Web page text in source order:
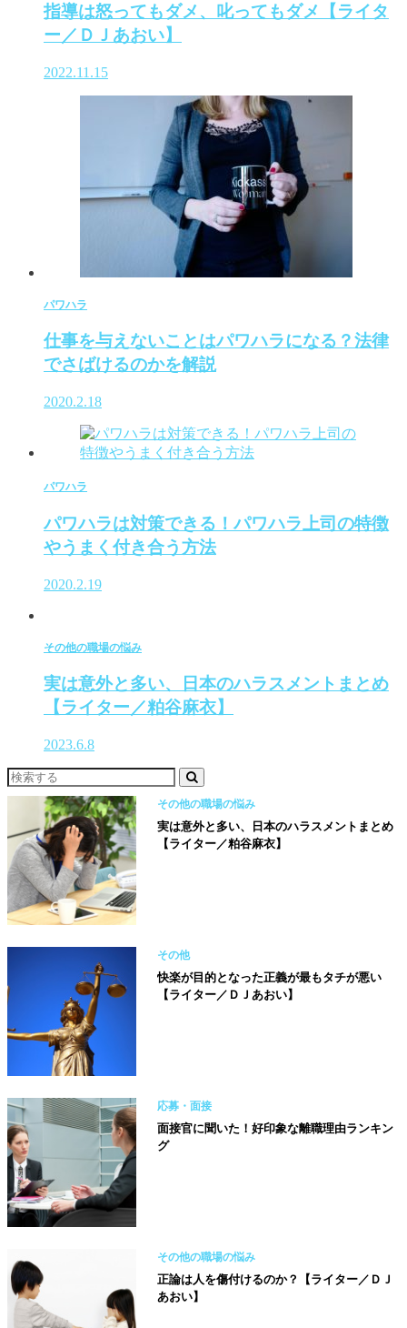
指導は怒ってもダメ、叱ってもダメ【ライタ
ー／ＤＪあおい】
2022.11.15
パワハラ
仕事を与えないことはパワハラになる？法律
でさばけるのかを解説
2020.2.18
パワハラ
パワハラは対策できる！パワハラ上司の特徴
やうまく付き合う方法
2020.2.19
その他の職場の悩み
実は意外と多い、日本のハラスメントまとめ
【ライター／粕谷麻衣】
2023.6.8
その他の職場の悩み
実は意外と多い、日本のハラスメントまとめ
【ライター／粕谷麻衣】
その他
快楽が目的となった正義が最もタチが悪い
【ライター／ＤＪあおい】
応募・面接
面接官に聞いた！好印象な離職理由ランキン
グ
その他の職場の悩み
正論は人を傷付けるのか？【ライター／ＤＪ
あおい】